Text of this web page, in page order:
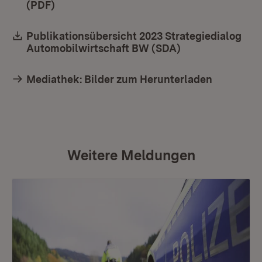
(PDF)
Download:
Publikationsübersicht 2023 Strategiedialog
Automobilwirtschaft BW (SDA)
Mediathek: Bilder zum Herunterladen
Weitere Meldungen